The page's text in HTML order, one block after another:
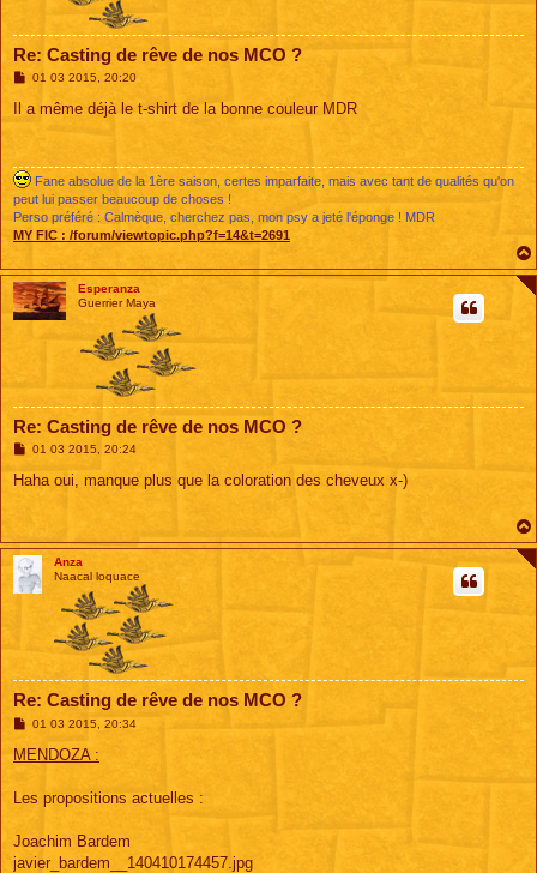
Re: Casting de rêve de nos MCO ?
M
s
01 03 2015, 20:20
Il a même déjà le t-shirt de la bonne couleur MDR
Fane absolue de la 1ère saison, certes imparfaite, mais avec tant de qualités qu'on
peut lui passer beaucoup de choses !
Perso préféré : Calmèque, cherchez pas, mon psy a jeté l'éponge ! MDR
MY FIC : /forum/viewtopic.php?f=14&t=2691
Esperanza
Guerrier Maya
Re: Casting de rêve de nos MCO ?
M
s
01 03 2015, 20:24
Haha oui, manque plus que la coloration des cheveux x-)
Anza
Naacal loquace
Re: Casting de rêve de nos MCO ?
M
s
s
g
01 03 2015, 20:34
MENDOZA :
Les propositions actuelles :
Joachim Bardem
javier_bardem__140410174457.jpg